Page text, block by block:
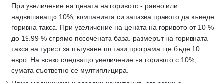
При увеличение на цената на горивото - равно или
надвишаващо 10%, компанията си запазва правото да въведе
горивна такса. При увеличение на цената на горивото от 10 %
до 19,99 % спрямо посочената база, размерът на горивната
такса на турист за пътуване по тази програма ще бъде 10
евро. На всяко следващо увеличение на горивото с 10%,
сумата съответно се мултиплицира.